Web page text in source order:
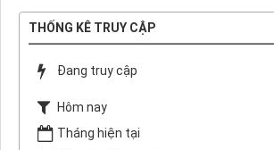
THỐNG KÊ TRUY CẬP
Đang truy cập
Hôm nay
Tháng hiện tại